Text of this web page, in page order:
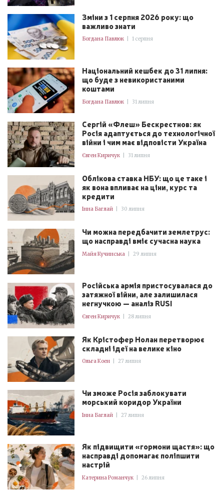
Зміни з 1 серпня 2026 року: що
важливо знати
Богдана Павлюк 1 серпня
Національний кешбек до 31 липня:
що буде з невикористаними
коштами
Богдана Павлюк 31 липня
Сергій «Флеш» Бескрестнов: як
Росія адаптується до технологічної
війни і чим має відповісти Україна
Євген Киричук 31 липня
Облікова ставка НБУ: що це таке і
як вона впливає на ціни, курс та
кредити
Інна Баглай 30 липня
Чи можна передбачити землетрус:
що насправді вміє сучасна наука
Майя Кучинська 29 липня
Російська армія пристосувалася до
затяжної війни, але залишилася
негнучкою — аналіз RUSI
Євген Киричук 28 липня
Як Крістофер Нолан перетворює
складні ідеї на велике кіно
Ольга Коен 27 липня
Чи зможе Росія заблокувати
морський коридор України
Інна Баглай 27 липня
Як підвищити «гормони щастя»: що
насправді допомагає поліпшити
настрій
Катерина Романчук 26 липня